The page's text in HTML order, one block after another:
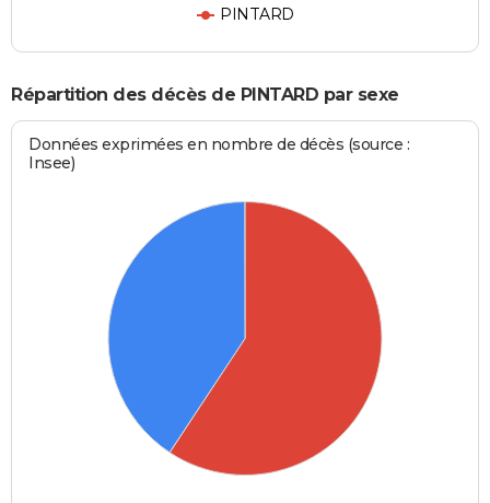
PINTARD
Répartition des décès de PINTARD par sexe
Données exprimées en nombre de décès (source :
Insee)